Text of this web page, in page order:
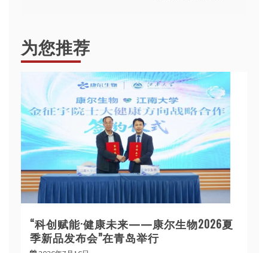
为您推荐
“科创赋能·健康未来——康尔生物2026夏
季新品发布会”在青岛举行